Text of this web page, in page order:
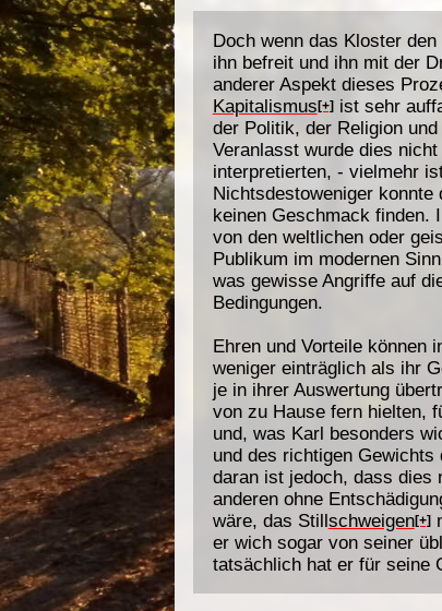
Doch wenn das Kloster
ihn befreit und ihn mit der
anderer Aspekt dieses
Kapitalismus [+]ist sehr
der Politik, der Religion
Veranlasst wurde dies
interpretierten, - vielmehr
Nichtsdestoweniger
keinen Geschmack finden.
von den weltlichen oder
Publikum im modernen
was gewisse Angriffe auf
Bedingungen.
Ehren und Vorteile können
weniger einträglich als ihr
je in ihrer Auswertung
von zu Hause fern hielten,
und, was Karl besonders
und des richtigen
daran ist jedoch, dass dies
anderen ohne
wäre, das Stillschweigen[+]
er wich sogar von seiner
tatsächlich hat er für seine